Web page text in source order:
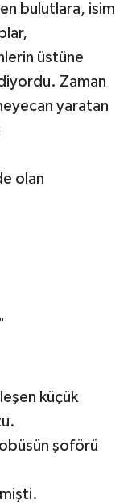
bulutlara, isim
üstüne
Zaman
yaratan
olan
küçük
şoförü